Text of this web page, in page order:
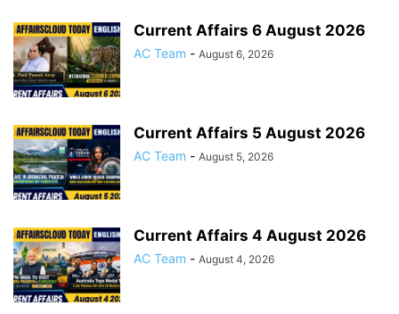
Current Affairs 6 August 2026
AC Team - August 6, 2026
Current Affairs 5 August 2026
AC Team - August 5, 2026
Current Affairs 4 August 2026
AC Team - August 4, 2026